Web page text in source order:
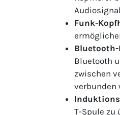
Funk-
Bluetooth
zwischen
verbunden
T-Spule zu